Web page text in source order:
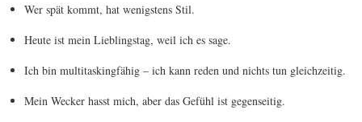
Wer spät kommt, hat wenigstens Stil.
Heute ist mein Lieblingstag, weil ich es sage.
Ich bin multitaskingfähig – ich kann reden und nichts tun gleichzeitig.
Mein Wecker hasst mich, aber das Gefühl ist gegenseitig.